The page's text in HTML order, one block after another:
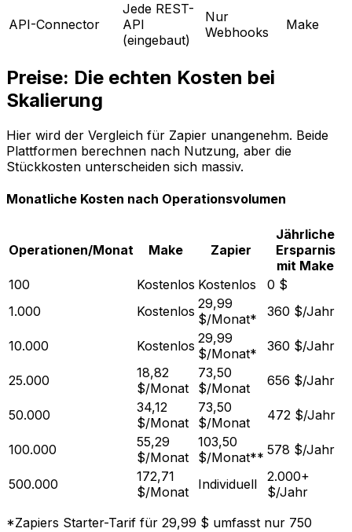
API-Connector
Jede REST-
API
(eingebaut)
Nur
Webhooks
Make
Preise: Die echten Kosten bei
Skalierung
Hier wird der Vergleich für Zapier unangenehm. Beide
Plattformen berechnen nach Nutzung, aber die
Stückkosten unterscheiden sich massiv.
Monatliche Kosten nach Operationsvolumen
Operationen/Monat Make Zapier
Jährliche
Ersparnis
mit Make
100
Kostenlos Kostenlos
0 $
1.000
Kostenlos 29,99
$/Monat*
360 $/Jahr
10.000 Kostenlos 29,99
$/Monat*
360 $/Jahr
25.000
18,82
$/Monat
73,50
$/Monat
656 $/Jahr
50.000
34,12
$/Monat
73,50
$/Monat
472 $/Jahr
100.000
55,29
$/Monat
103,50
$/Monat** 578 $/Jahr
500.000
172,71
$/Monat
Individuell
2.000+
$/Jahr
*Zapiers Starter-Tarif für 29,99 $ umfasst nur 750